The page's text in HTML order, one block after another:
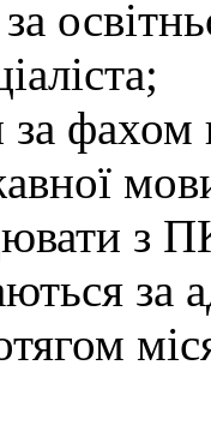
за
з
за